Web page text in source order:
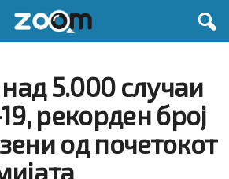
5.000 случаи
рекорден број
од почетокот